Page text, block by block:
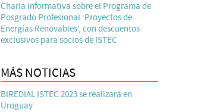
Charla informativa sobre el Programa de
Posgrado Profesional ‘Proyectos de
Energías Renovables’, con descuentos
exclusivos para socios de ISTEC
MÁS NOTICIAS
BIREDIAL ISTEC 2023 se realizará en
Uruguay